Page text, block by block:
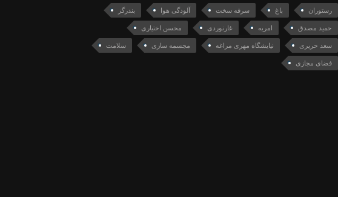
رستوران باغ سرفه سخت آلودگی هوا بندرگز
حمید مصدق امریه غارنوردی محسن اختیاری
سعد حریری نیایشگاه مهری مراغه مجسمه سازی سلامت
فضای مجازی